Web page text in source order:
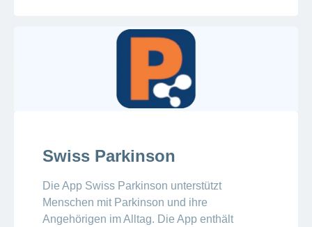
Swiss Parkinson
Die App Swiss Parkinson unterstützt
Menschen mit Parkinson und ihre
Angehörigen im Alltag. Die App enthält